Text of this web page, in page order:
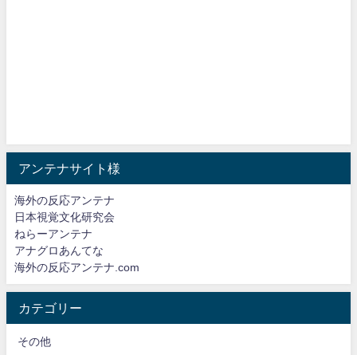
アンテナサイト様
海外の反応アンテナ
日本視覚文化研究会
ねらーアンテナ
アナグロあんてな
海外の反応アンテナ.com
カテゴリー
その他